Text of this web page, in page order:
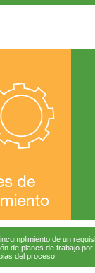
de un
de planes de trabajo
del proceso.